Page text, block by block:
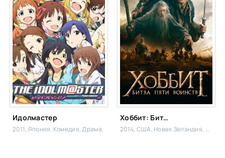
Идолмастер
2011, Япония, Комедия, Драма,
Хоббит: Битва пяти воинств
2014, США, Новая Зеландия,